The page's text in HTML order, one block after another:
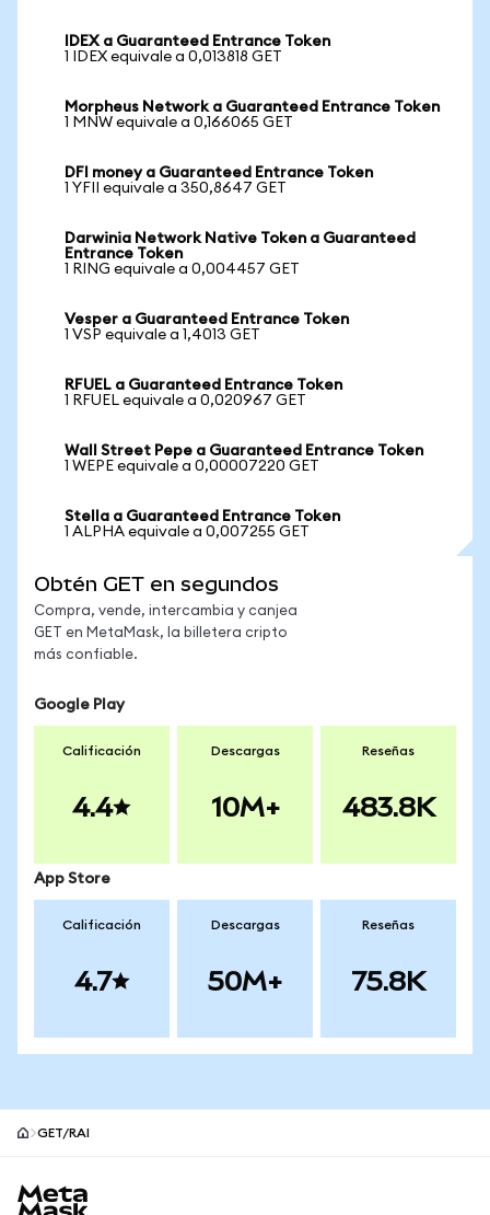
IDEX a Guaranteed Entrance Token
1 IDEX equivale a 0,013818 GET
Morpheus Network a Guaranteed Entrance Token
1 MNW equivale a 0,166065 GET
DFI money a Guaranteed Entrance Token
1 YFII equivale a 350,8647 GET
Darwinia Network Native Token a Guaranteed
Entrance Token
1 RING equivale a 0,004457 GET
Vesper a Guaranteed Entrance Token
1 VSP equivale a 1,4013 GET
RFUEL a Guaranteed Entrance Token
1 RFUEL equivale a 0,020967 GET
Wall Street Pepe a Guaranteed Entrance Token
1 WEPE equivale a 0,00007220 GET
Stella a Guaranteed Entrance Token
1 ALPHA equivale a 0,007255 GET
Obtén GET en segundos
Compra, vende, intercambia y canjea
GET en MetaMask, la billetera cripto
más confiable.
Google Play
Calificación
4.4
Descargas
10M+
Reseñas
483.8K
App Store
Calificación
4.7
Descargas
50M+
Reseñas
75.8K
GET/RAI